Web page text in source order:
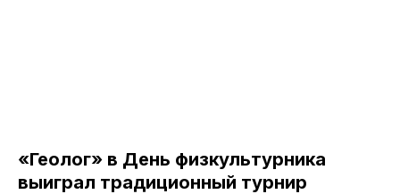
«Геолог» в День физкультурника
выиграл традиционный турнир